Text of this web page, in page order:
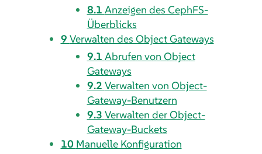
8.1 Anzeigen des CephFS-
Überblicks
9 Verwalten des Object Gateways
9.1 Abrufen von Object
Gateways
9.2 Verwalten von Object-
Gateway-Benutzern
9.3 Verwalten der Object-
Gateway-Buckets
10 Manuelle Konfiguration